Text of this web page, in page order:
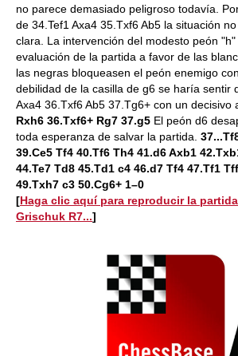
no parece demasiado peligroso todavía.
de 34.Tef1 Axa4 35.Txf6 Ab5 la situación
clara. La intervención del modesto peón "h"
evaluación de la partida a favor de las
las negras bloqueasen el peón enemigo
debilidad de la casilla de g6 se haría sentir
Axa4 36.Txf6 Ab5 37.Tg6+ con un decisivo
Rxh6 36.Txf6+ Rg7 37.g5 El peón d6
toda esperanza de salvar la partida.
39.Ce5 Tf4 40.Tf6 Th4 41.d6 Axb1
44.Te7 Td8 45.Td1 c4 46.d7 Tf4 47.Tf1
49.Txh7 c3 50.Cg6+ 1–0
[Haga clic aquí para reproducir la
Grischuk R7...]